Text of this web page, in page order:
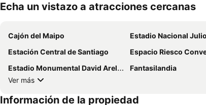
Echa un vistazo a atracciones cercanas
Cajón del Maipo Estadio Nacional Julio
Estación Central de Santiago
Espacio Riesco
Estadio Monumental David Arellano
Fantasilandia
Ver más
Información de la propiedad